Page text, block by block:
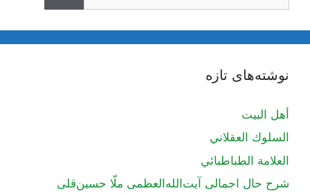
نوشته‌های تازه
أهل البيت
السلوك العقلاني
العلامة الطباطبائي
شرح حال اجمالی آیت‌الله‌العظمی ملّا حسین‌قلی